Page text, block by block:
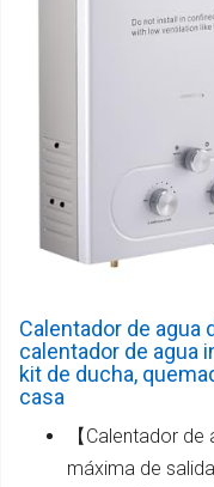
Calentador de agua
calentador de agua
kit de ducha,
casa
【Calentador
máxima de